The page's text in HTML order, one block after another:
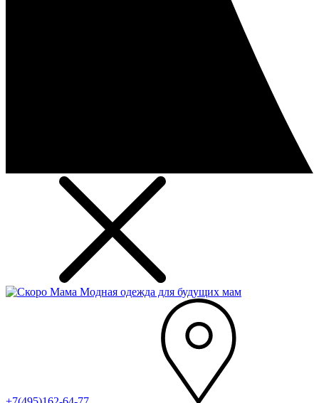
Модная одежда для будущих мам